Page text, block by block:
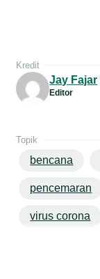
Kredit
Jay Fajar
Editor
Topik
bencana
pencemaran
virus corona